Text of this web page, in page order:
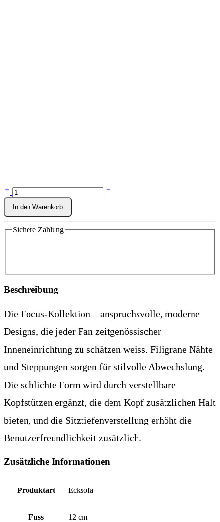
In den Warenkorb
Sichere Zahlung
Beschreibung
Die Focus-Kollektion – anspruchsvolle, moderne
Designs, die jeder Fan zeitgenössischer
Inneneinrichtung zu schätzen weiss. Filigrane Nähte
und Steppungen sorgen für stilvolle Abwechslung.
Die schlichte Form wird durch verstellbare
Kopfstützen ergänzt, die dem Kopf zusätzlichen Halt
bieten, und die Sitztiefenverstellung erhöht die
Benutzerfreundlichkeit zusätzlich.
Zusätzliche Informationen
Produktart Ecksofa
Fuss 12 cm